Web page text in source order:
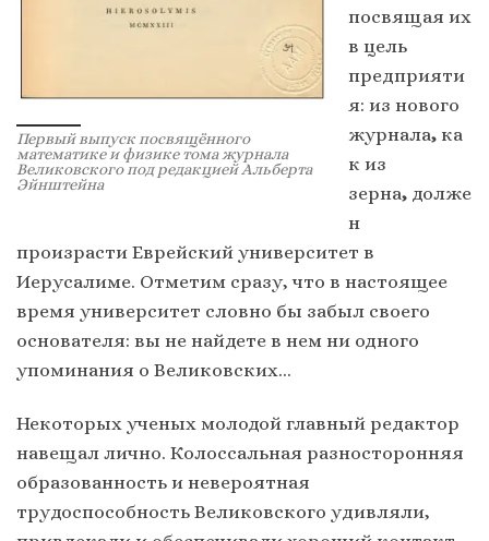
Первый выпуск посвящённого
математике и физике тома журнала
Великовского под редакцией Альберта
Эйнштейна
посвящая их
в цель
предприяти
я: из нового
журнала,ка
к из
зерна,долже
н
произрасти Еврейский университет в
Иерусалиме. Отметим сразу, что в настоящее
время университет словно бы забыл своего
основателя: вы не найдете в нем ни одного
упоминания о Великовских…
Некоторых ученых молодой главный редактор
навещал лично. Колоссальная разносторонняя
образованность и невероятная
трудоспособность Великовского удивляли,